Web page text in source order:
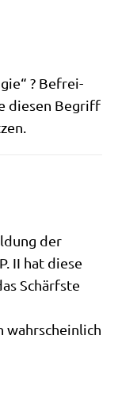
? Befrei­
die­sen Begriff
der
II hat die­se
Schärf­ste
wahr­schein­lich